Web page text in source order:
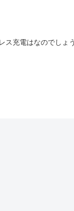
ス充電はなのでしょう